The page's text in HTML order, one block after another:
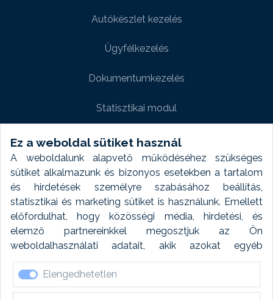
Ez a weboldal sütiket használ
A weboldalunk alapvető működéséhez szükséges
sütiket alkalmazunk és bizonyos esetekben a tartalom
és hirdetések személyre szabásához beállítás,
statisztikai és marketing sütiket is használunk. Emellett
előfordulhat, hogy közösségi média, hirdetési, és
elemző partnereinkkel megosztjuk az Ön
weboldalhasználati adatait, akik azokat egyéb
forrásokból gyűjtött adatokkal kombinálhatják. A sütik
elfogadásával kapcsolatosan naplózást végzünk és
ezen adatokat 6 hónap után automatikusan töröljük. A
Elengedhetetlen
Autókészlet kezelés
Ügyfélkezelés
Dokumentumkezelés
Statisztikai modul
Weboldal modul
Fényképtár extra modul
Autómosó modul
Feladatütemezés